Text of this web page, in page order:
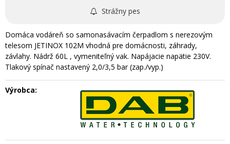
Strážny pes
Domáca vodáreň so samonasávacím čerpadlom s nerezovým
telesom JETINOX 102M vhodná pre domácnosti, záhrady,
závlahy. Nádrž 60L , vymeniteľný vak. Napájacie napätie 230V.
Tlakový spínač nastavený 2,0/3,5 bar (zap./vyp.)
Výrobca: